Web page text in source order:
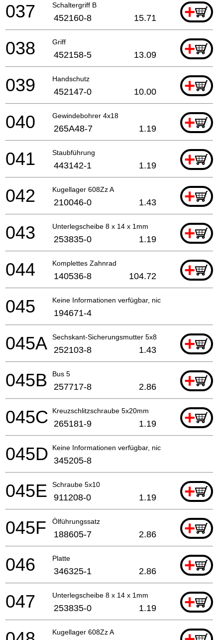
Schaltergriff B +
037 452160-8 15.71
Griff +
038 452158-5 13.09
Handschutz +
039 452147-0 10.00
Gewindebohrer 4x18 +
040 265A48-7 1.19
Staubführung +
041 443142-1 1.19
Kugellager 608Zz A +
042 210046-0 1.43
Unterlegscheibe 8 x 14 x 1mm +
043 253835-0 1.19
Komplettes Zahnrad +
044 140536-8 104.72
Keine Informationen verfügbar, nicht bestellbar
045 194671-4
Sechskant-Sicherungsmutter 5x8 +
045A 252103-8 1.43
Bus 5 +
045B 257717-8 2.86
Kreuzschlitzschraube 5x20mm +
045C 265181-9 1.19
Keine Informationen verfügbar, nicht bestellbar
045D 345205-8
Schraube 5x10 +
045E 911208-0 1.19
Ölführungssatz +
045F 188605-7 2.86
Platte +
046 346325-1 2.86
Unterlegscheibe 8 x 14 x 1mm +
047 253835-0 1.19
Kugellager 608Zz A